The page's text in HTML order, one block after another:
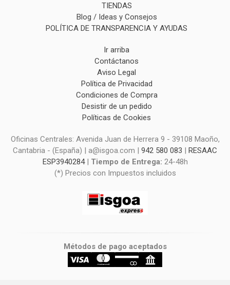
TIENDAS
Blog / Ideas y Consejos
POLÍTICA DE TRANSPARENCIA Y AYUDAS
Ir arriba
Contáctanos
Aviso Legal
Política de Privacidad
Condiciones de Compra
Desistir de un pedido
Políticas de Cookies
Oficinas Centrales: Avenida Juan de Herrera 9 - 39108 Maoño,
Cantabria - (España) | a@isgoa.com | 942 580 083 | RESAAC
ESP3940284| Tiempo de Entrega: 24-48h
(*) Precios con Impuestos incluidos
Métodos de pago aceptados